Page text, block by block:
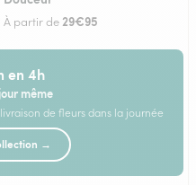
À partir de 29€95
en 4h
même
de fleurs dans la journée
→